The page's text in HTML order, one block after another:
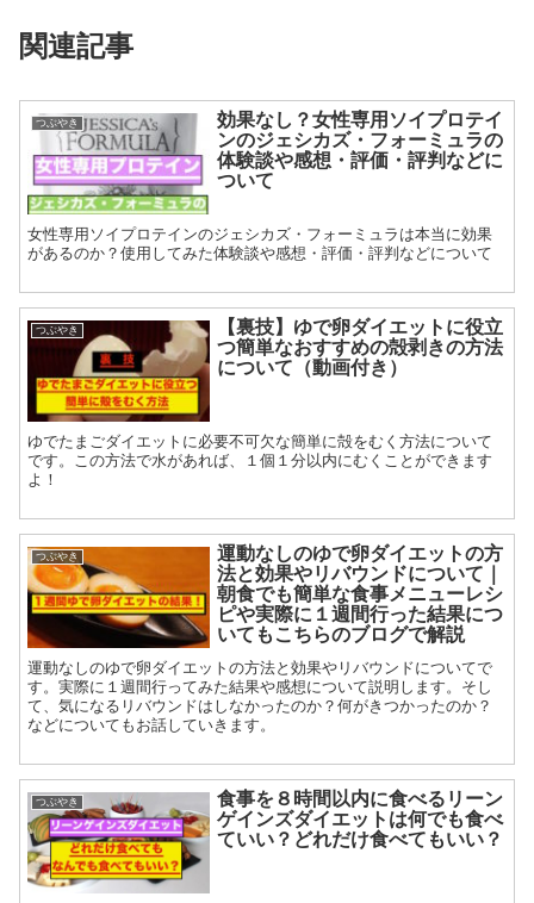
関連記事
つぶやき
効果なし？女性専用ソイプロテイ
ンのジェシカズ・フォーミュラの
体験談や感想・評価・評判などに
ついて
女性専用ソイプロテインのジェシカズ・フォーミュラは本当に効果
があるのか？使用してみた体験談や感想・評価・評判などについて
つぶやき
【裏技】ゆで卵ダイエットに役立
つ簡単なおすすめの殻剥きの方法
について（動画付き）
ゆでたまごダイエットに必要不可欠な簡単に殻をむく方法について
です。この方法で水があれば、１個１分以内にむくことができます
よ！
つぶやき
運動なしのゆで卵ダイエットの方
法と効果やリバウンドについて｜
朝食でも簡単な食事メニューレシ
ピや実際に１週間行った結果につ
いてもこちらのブログで解説
運動なしのゆで卵ダイエットの方法と効果やリバウンドについてで
す。実際に１週間行ってみた結果や感想について説明します。そし
て、気になるリバウンドはしなかったのか？何がきつかったのか？
などについてもお話していきます。
つぶやき
食事を８時間以内に食べるリーン
ゲインズダイエットは何でも食べ
ていい？どれだけ食べてもいい？